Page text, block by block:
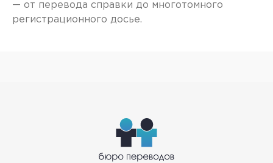
— от перевода справки до многотомного
регистрационного досье.